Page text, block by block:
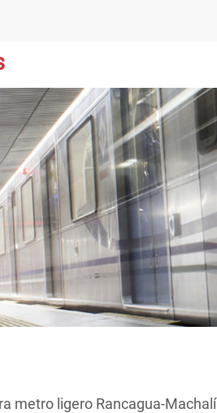
metro ligero Rancagua-Machalí